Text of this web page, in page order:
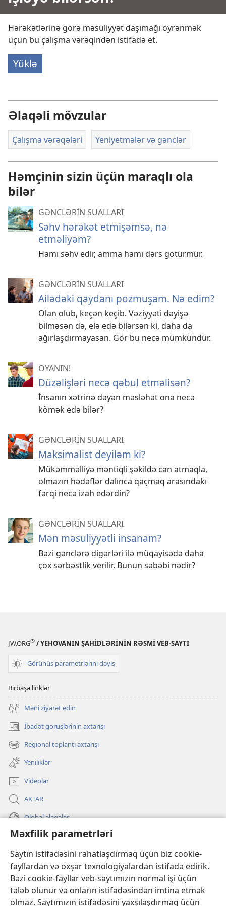
Məxfilik parametrləri
Saytın istifadəsini rahatlaşdırmaq üçün biz cookie-
fayllardan və oxşar texnologiyalardan istifadə edirik.
Bəzi cookie-fayllar veb-saytımızın normal işi üçün
tələb olunur və onların istifadəsindən imtina etmək
olmaz. Saytımızın istifadəsini yaxşılaşdırmaq üçün
Hərəkətlərinə görə məsuliyyət daşımağı öyrənmək
üçün bu çalışma vərəqindən istifadə et.
Yüklə
Əlaqəli mövzular
Çalışma vərəqələri Yeniyetmələr və gənclər
Həmçinin sizin üçün maraqlı ola
bilər
GƏNCLƏRİN SUALLARI
Səhv hərəkət etmişəmsə, nə
etməliyəm?
Hamı səhv edir, amma hamı dərs götürmür.
GƏNCLƏRİN SUALLARI
Ailədəki qaydanı pozmuşam. Nə edim?
Olan olub, keçən keçib. Vəziyyəti dəyişə
bilməsən də, elə edə bilərsən ki, daha da
ağırlaşdırmayasan. Gör bu necə mümkündür.
OYANIN!
Düzəlişləri necə qəbul etməlisən?
İnsanın xətrinə dəyən məsləhət ona necə
kömək edə bilər?
GƏNCLƏRİN SUALLARI
Maksimalist deyiləm ki?
Mükəmməlliyə məntiqli şəkildə can atmaqla,
olmazın hədəflər dalınca qaçmaq arasındakı
fərqi necə izah edərdin?
GƏNCLƏRİN SUALLARI
Mən məsuliyyətli insanam?
Bəzi gənclərə digərləri ilə müqayisədə daha
çox sərbəstlik verilir. Bunun səbəbi nədir?
JW.ORG® / YEHOVANIN ŞAHİDLƏRİNİN RƏSMİ VEB-SAYTI
Görünüş parametrlərini dəyiş
Birbaşa linklər
Məni ziyarət edin
İbadət görüşlərinin axtarışı
(yeni
pəncərə
açılır)
Regional toplantı axtarışı
(yeni
pəncərə
açılır)
Yeniliklər
Videolar
AXTAR
Qlobal əlaqələr
KÖMƏK
(yeni
pəncərə
Gözətçi qülləsinin ONLAYN KİTABXANASI™
(yeni
pəncərə